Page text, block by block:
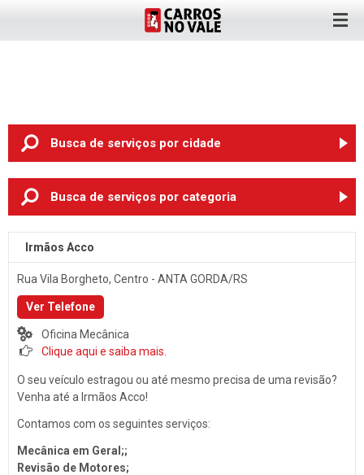
Busca de serviços por cidade
CRUZEIRO DO SUL (3)
ENCANTADO (3)
ESTRELA (8)
LAJEADO (89)
PORTO ALEGRE (1)
SANTA CLARA DO SUL (1)
SANTA CRUZ DO SUL (15)
TEUTÔNIA (14)
Busca de serviços por categoria
Pneus
Rodas
Chapeação e Pintura
Auto Elétrica
Som
Baterias
Películas
Acessórios
Irmãos Acco
Rua Vila Borgheto, Centro - ANTA GORDA/RS
Ver Telefone
Oficina Mecânica
Clique aqui e saiba mais.
O seu veículo estragou ou até mesmo precisa de uma revisão?
Venha até a Irmãos Acco!
Contamos com os seguintes serviços:
Mecânica em Geral;;
Revisão de Motores;